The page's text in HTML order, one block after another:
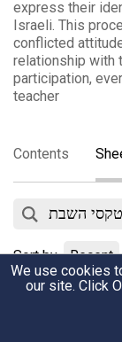
express their
Israeli. This
conflicted
relationship with
participation,
teacher
Contents
Sort by Recent
We use cookies
our site. Click